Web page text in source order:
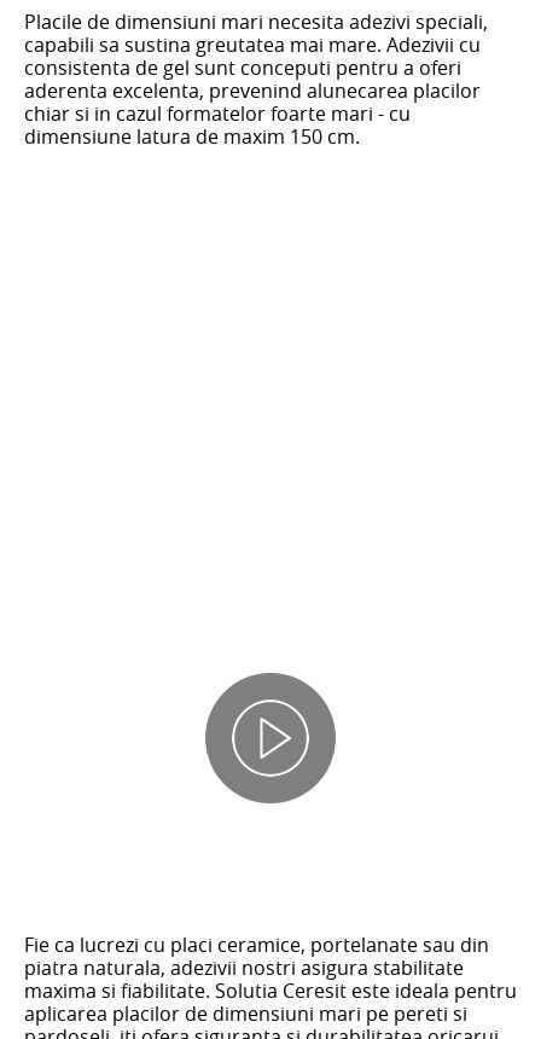
Placile de dimensiuni mari necesita adezivi speciali,
capabili sa sustina greutatea mai mare. Adezivii cu
consistenta de gel sunt conceputi pentru a oferi
aderenta excelenta, prevenind alunecarea placilor
chiar si in cazul formatelor foarte mari - cu
dimensiune latura de maxim 150 cm.
Fie ca lucrezi cu placi ceramice, portelanate sau din
piatra naturala, adezivii nostri asigura stabilitate
maxima si fiabilitate. Solutia Ceresit este ideala pentru
aplicarea placilor de dimensiuni mari pe pereti si